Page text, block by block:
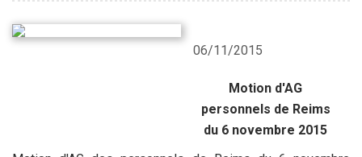
06/11/2015
Motion d'AG
personnels de Reims
du 6 novembre 2015